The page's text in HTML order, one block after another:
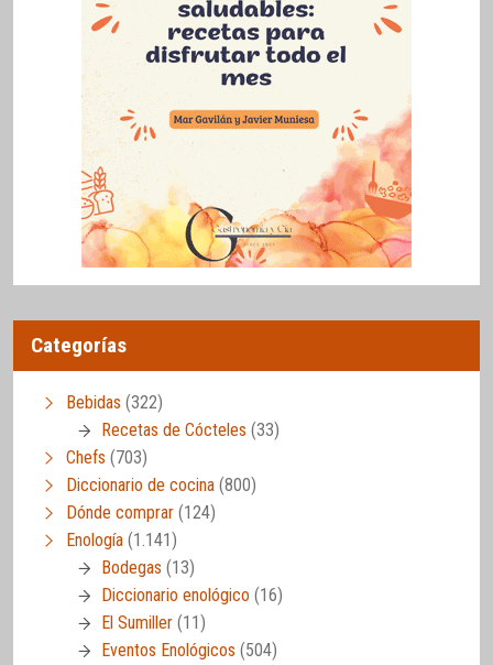
Categorías
Bebidas (322)
Recetas de Cócteles (33)
Chefs (703)
Diccionario de cocina (800)
Dónde comprar (124)
Enología (1.141)
Bodegas (13)
Diccionario enológico (16)
El Sumiller (11)
Eventos Enológicos (504)